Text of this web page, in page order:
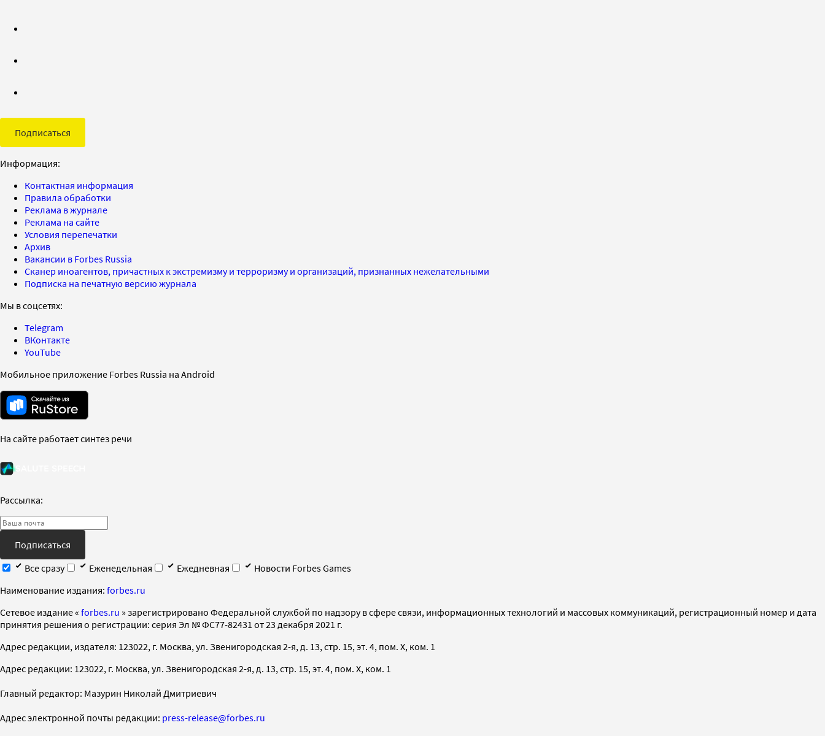
Подписаться
Информация:
Контактная информация
Правила обработки
Реклама в журнале
Реклама на сайте
Условия перепечатки
Архив
Вакансии в Forbes Russia
Сканер иноагентов, причастных к экстремизму и терроризму и организаций, признанных нежелательными
Подписка на печатную версию журнала
Мы в соцсетях:
Telegram
ВКонтакте
YouTube
Мобильное приложение Forbes Russia на Android
На сайте работает синтез речи
Рассылка:
Подписаться
Все сразу
Еженедельная Ежедневная
Новости Forbes Games
Наименование издания: forbes.ru
Cетевое издание « forbes.ru » зарегистрировано Федеральной службой по надзору в сфере связи, информационных технологий и массовых коммуникаций, регистрационный номер и дата
принятия решения о регистрации: серия Эл № ФС77-82431 от 23 декабря 2021 г.
Адрес редакции, издателя: 123022, г. Москва, ул. Звенигородская 2-я, д. 13, стр. 15, эт. 4, пом. X, ком. 1
Адрес редакции: 123022, г. Москва, ул. Звенигородская 2-я, д. 13, стр. 15, эт. 4, пом. X, ком. 1
Главный редактор: Мазурин Николай Дмитриевич
Адрес электронной почты редакции: press-release@forbes.ru